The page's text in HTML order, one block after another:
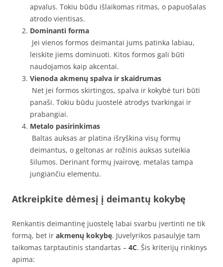
apvalus. Tokiu būdu išlaikomas ritmas, o papuošalas
atrodo vientisas.
Dominanti forma
Jei vienos formos deimantai jums patinka labiau,
leiskite jiems dominuoti. Kitos formos gali būti
naudojamos kaip akcentai.
Vienoda akmenų spalva ir skaidrumas
Net jei formos skirtingos, spalva ir kokybė turi būti
panaši. Tokiu būdu juostelė atrodys tvarkingai ir
prabangiai.
Metalo pasirinkimas
Baltas auksas ar platina išryškina visų formų
deimantus, o geltonas ar rožinis auksas suteikia
šilumos. Derinant formų įvairovę, metalas tampa
jungiančiu elementu.
Atkreipkite dėmesį į deimantų kokybę
Renkantis deimantinę juostelę labai svarbu įvertinti ne tik
formą, bet ir akmenų kokybę. Juvelyrikos pasaulyje tam
taikomas tarptautinis standartas – 4C. Šis kriterijų rinkinys
apima: